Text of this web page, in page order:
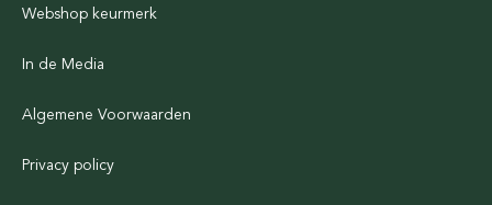
Webshop keurmerk
In de Media
Algemene Voorwaarden
Privacy policy